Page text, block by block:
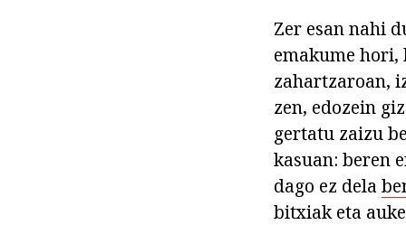
Zer esan nahi
emakume hori,
zahartzaroan,
zen, edozein
gertatu zaizu
kasuan: beren
dago ez dela
bitxiak eta